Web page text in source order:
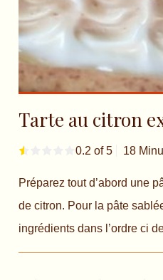
Tarte au citron
0.2 of 5 18
Préparez tout d’abord une
de citron. Pour la pâte
ingrédients dans l’ordre ci